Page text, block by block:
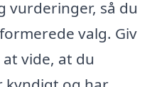
vurderinger, så du
valg. Giv
vide, at du